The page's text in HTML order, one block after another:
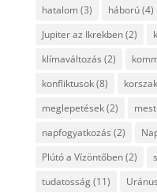
hatalom (3) háború(4)
Jupiter az Ikrekben(2)
klímaváltozás (2)
konfliktusok(8)
meglepetések(2)
napfogyatkozás (2)
Plútó a Vízöntőben(2)
tudatosság(11)